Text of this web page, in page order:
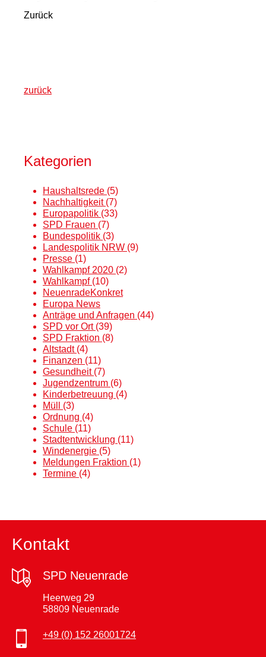
Zurück
zurück
Kategorien
Haushaltsrede (5)
Nachhaltigkeit (7)
Europapolitik (33)
SPD Frauen (7)
Bundespolitik (3)
Landespolitik NRW (9)
Presse (1)
Wahlkampf 2020 (2)
Wahlkampf (10)
NeuenradeKonkret
Europa News
Anträge und Anfragen (44)
SPD vor Ort (39)
SPD Fraktion (8)
Altstadt (4)
Finanzen (11)
Gesundheit (7)
Jugendzentrum (6)
Kinderbetreuung (4)
Müll (3)
Ordnung (4)
Schule (11)
Stadtentwicklung (11)
Windenergie (5)
Meldungen Fraktion (1)
Termine (4)
Kontakt
SPD Neuenrade
Heerweg 29
58809 Neuenrade
+49 (0) 152 26001724